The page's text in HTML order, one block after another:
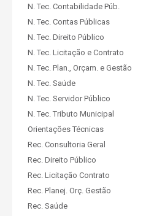
N. Tec. Contabilidade Púb.
N. Tec. Contas Públicas
N. Tec. Direito Público
N. Tec. Licitação e Contrato
N. Tec. Plan., Orçam. e Gestão
N. Tec. Saúde
N. Tec. Servidor Público
N. Tec. Tributo Municipal
Orientações Técnicas
Rec. Consultoria Geral
Rec. Direito Público
Rec. Licitação Contrato
Rec. Planej. Orç. Gestão
Rec. Saúde